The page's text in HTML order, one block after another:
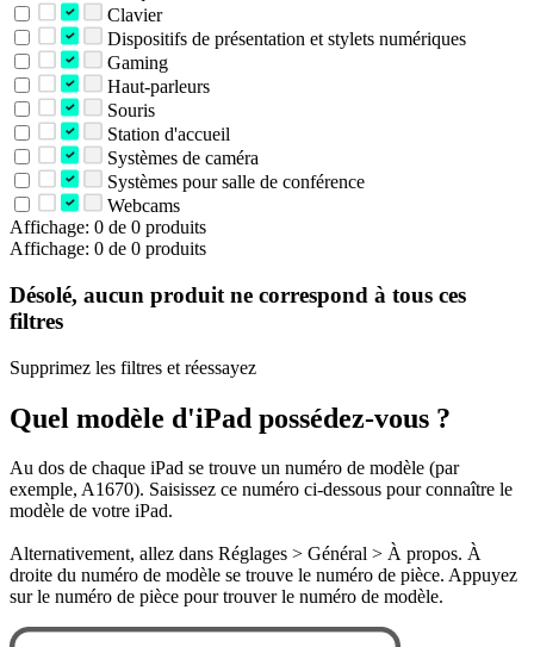
Clavier
Dispositifs de présentation et stylets numériques
Gaming
Haut-parleurs
Souris
Station d'accueil
Systèmes de caméra
Systèmes pour salle de conférence
Webcams
Affichage: 0 de 0 produits
Affichage: 0 de 0 produits
Désolé, aucun produit ne correspond à tous ces
filtres
Supprimez les filtres et réessayez
Quel modèle d'iPad possédez-vous ?
Au dos de chaque iPad se trouve un numéro de modèle (par
exemple, A1670). Saisissez ce numéro ci-dessous pour connaître le
modèle de votre iPad.
Alternativement, allez dans Réglages > Général > À propos. À
droite du numéro de modèle se trouve le numéro de pièce. Appuyez
sur le numéro de pièce pour trouver le numéro de modèle.